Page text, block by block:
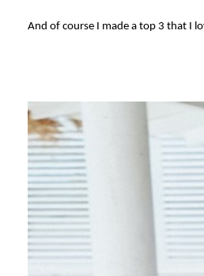
And of course I made a top 3 that I